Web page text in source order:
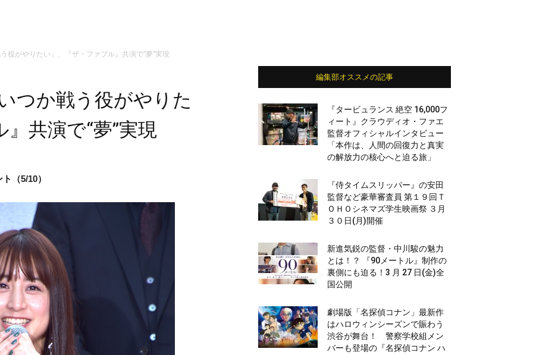
役がやりたい」、『ザ・ファブル』共演で“夢”実現
つか戦う役がやりた
共演で“夢”実現
（5/10）
編集部オススメの記事
『タービュランス 絶空 16,000フ
ィート』クラウディオ・ファエ
監督オフィシャルインタビュー
「本作は、人間の回復力と真実
の解放力の核心へと迫る旅」
『侍タイムスリッパー』の安田
監督など豪華審査員 第１９回Ｔ
ＯＨＯシネマズ学生映画祭 ３月
３０日(月)開催
新進気鋭の監督・中川駿の魅力
とは！？ 『90メートル』制作の
裏側にも迫る！3 月 27 日(金)全
国公開
劇場版「名探偵コナン」最新作
はハロウィンシーズンで賑わう
渋谷が舞台！ 警察学校組メン
バーも登場の『名探偵コナン ハ